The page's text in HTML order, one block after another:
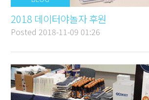
2018 데이터야놀자 후원
Posted 2018-11-09 01:26